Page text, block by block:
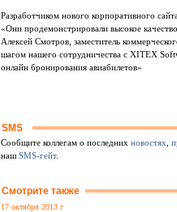
Разработчиком нового корпоративного
«Они продемонстрировали высокое
Алексей Смотров, заместитель
шагом нашего сотрудничества с XITEX
онлайн бронирования авиабилетов»
SMS
Сообщите коллегам о последних новостях,
нашSMS-гейт.
Смотрите также
17 октября 2013 г